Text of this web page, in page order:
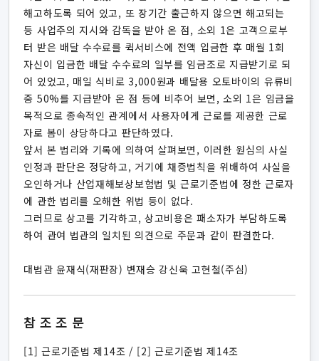
해고하도록 되어 있고, 또 장기간 출근하지 않으면 해고되는
등 사업주의 지시와 감독을 받아 온 점, 소외 1은 고객으로부
터 받은 배달 수수료를 퀵서비스에 전액 입금한 후 매월 1회
자신이 입금한 배달 수수료의 일부를 임금조로 지급받기로 되
어 있었고, 매일 식비로 3,000원과 배달용 오토바이의 유류비
중 50%를 지급받아 온 점 등에 비추어 보면, 소외 1은 임금을
목적으로 종속적인 관계에서 사용자에게 근로를 제공한 근로
자로 봄이 상당하다고 판단하였다.
앞서 본 법리와 기록에 의하여 살펴보면, 이러한 원심의 사실
인정과 판단은 정당하고, 거기에 채증법칙을 위배하여 사실을
오인하거나 산업재해보상보험법 및 근로기준법에 정한 근로자
에 관한 법리를 오해한 위법 등이 없다.
그러므로 상고를 기각하고, 상고비용은 패소자가 부담하도록
하여 관여 법관의 일치된 의견으로 주문과 같이 판결한다.
대법관 윤재식(재판장) 변재승 강신욱 고현철(주심)
참조조문
[1] 근로기준법 제14조 / [2] 근로기준법 제14조